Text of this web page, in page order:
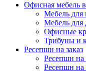
Офисная мебель
Мебель для
Мебель для
Офисные
Трибуны и
Ресепшн на заказ
Ресепшн на
Ресепшн на